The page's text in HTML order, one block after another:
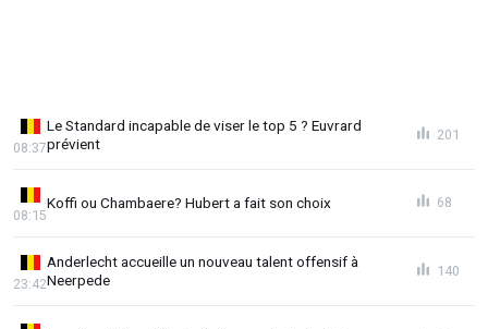
Le Standard incapable de viser le top 5 ? Euvrard
prévient
08:37
201
Koffi ou Chambaere? Hubert a fait son choix
08:15
68
Anderlecht accueille un nouveau talent offensif à
Neerpede
23:42
140